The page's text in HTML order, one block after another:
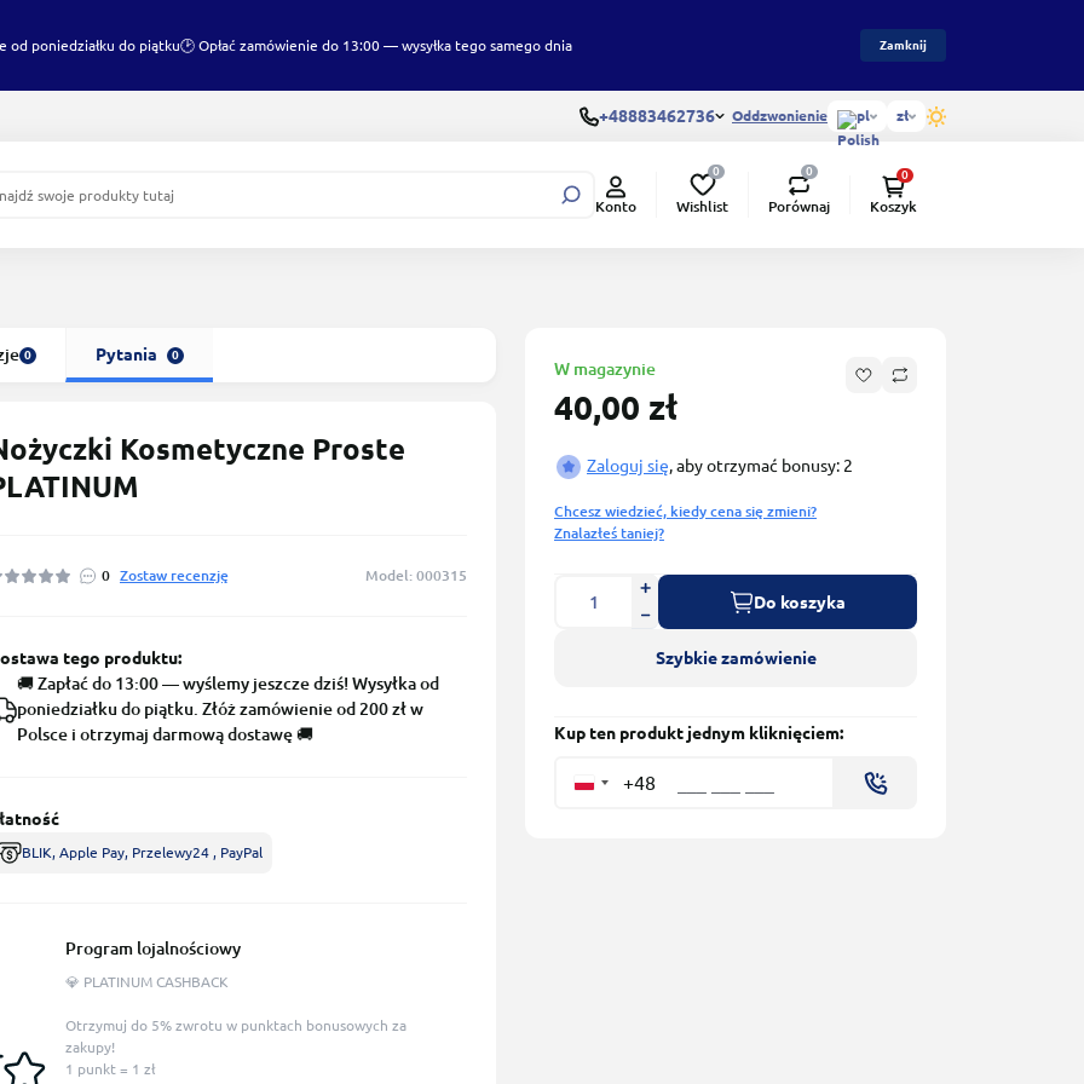
od poniedziałku do piątku🕑 Opłać zamówienie do 13:00 — wysyłka tego samego dnia Zamknij
+48883462736 Oddzwonienie pl zł
Konto
0
Wishlist
0
Porównaj
0
Koszyk
0 Pytania 0
Kosmetyczne Proste
0 Zostaw recenzję Model: 000315
W magazynie
40,00 zł
Zaloguj się, aby otrzymać bonusy: 2
Chcesz wiedzieć, kiedy cena się zmieni?
Znalazłeś taniej?
Do koszyka
Szybkie zamówienie
Kup ten produkt jednym kliknięciem:
+48
tego produktu:
🚚 Zapłać do 13:00 — wyślemy jeszcze dziś! Wysyłka od
poniedziałku do piątku. Złóż zamówienie od 200 zł w
Polsce i otrzymaj darmową dostawę 🚚
BLIK, Apple Pay, Przelewy24 , PayPal
Program lojalnościowy
💎 PLATINUM CASHBACK
Otrzymuj do 5% zwrotu w punktach bonusowych za
zakupy!
1 punkt = 1 zł